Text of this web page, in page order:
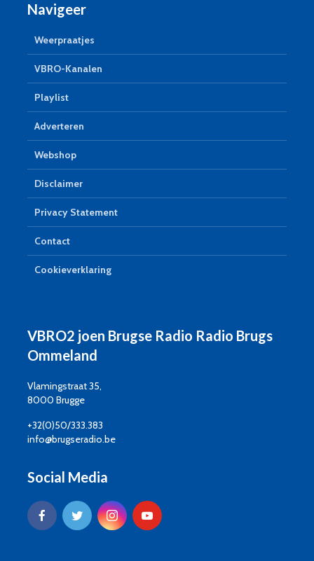
Navigeer
Weerpraatjes
VBRO-Kanalen
Playlist
Adverteren
Webshop
Disclaimer
Privacy Statement
Contact
Cookieverklaring
VBRO2 joen Brugse Radio Radio Brugs
Ommeland
Vlamingstraat 35,
8000 Brugge
+32(0)50/333.383
info@brugseradio.be
Social Media